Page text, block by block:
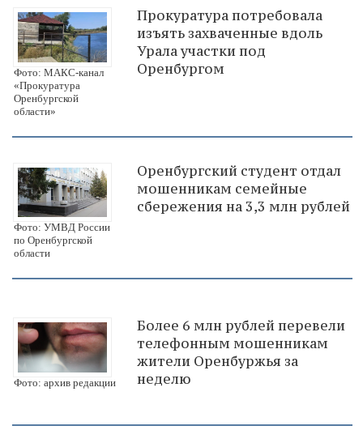
Фото: МАКС-канал
«Прокуратура
Оренбургской
области»
Прокуратура потребовала
изъять захваченные вдоль
Урала участки под
Оренбургом
Фото: УМВД России
по Оренбургской
области
Оренбургский студент отдал
мошенникам семейные
сбережения на 3,3 млн рублей
Фото: архив редакции
Более 6 млн рублей перевели
телефонным мошенникам
жители Оренбуржья за
неделю